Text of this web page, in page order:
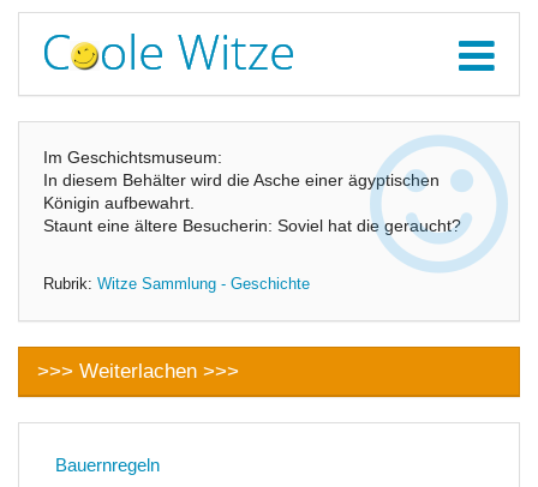
Im Geschichtsmuseum:
In diesem Behälter wird die Asche einer ägyptischen
Königin aufbewahrt.
Staunt eine ältere Besucherin: Soviel hat die geraucht?
Rubrik: Witze Sammlung - Geschichte
>>> Weiterlachen >>>
Bauernregeln